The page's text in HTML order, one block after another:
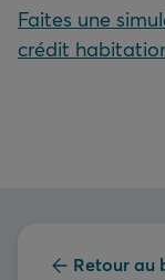
Faites une
crédit
Retour au